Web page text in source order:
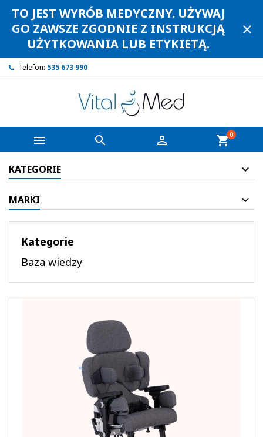
TO JEST WYRÓB MEDYCZNY. UŻYWAJ
GO ZAWSZE ZGODNIE Z INSTRUKCJĄ
UŻYTKOWANIA LUB ETYKIETĄ.
close
Telefon: 535 673 990
   shopping_cart0
KATEGORIE
MARKI
Kategorie
Baza wiedzy